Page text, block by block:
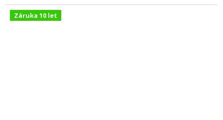
Záruka 10 let